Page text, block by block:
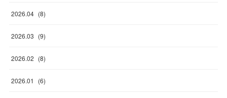
2026.04 (8)
2026.03 (9)
2026.02 (8)
2026.01 (6)